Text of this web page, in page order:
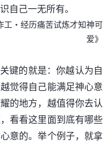
自己一无所有。
・经历痛苦试炼才知神可
爱》
键的就是：你越认为自
觉得自己能满足神心意
的地方，越值得你去认
看看这里面到底有哪些
意的。举个例子，就拿